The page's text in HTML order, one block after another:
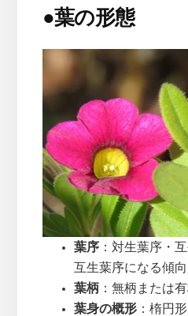
●葉の形態
葉序：対生葉序・
互生葉序になる傾
葉柄 ：無柄または
葉身の概形：楕円